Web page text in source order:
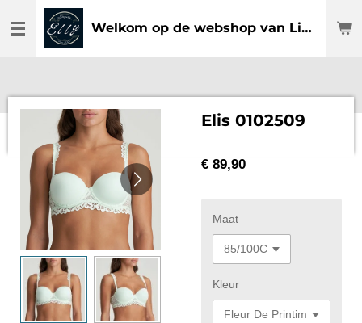
direct
Welkom op de webshop van Lingerie Elly
Elis 0102509
€ 89,90
Maat
Kleur